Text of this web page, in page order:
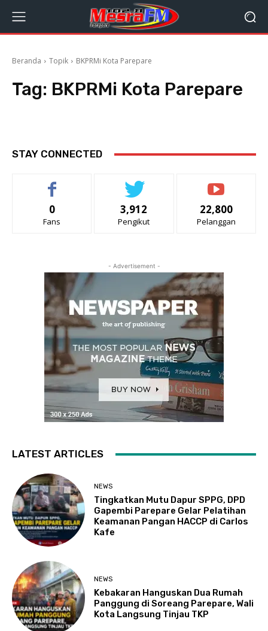
Beranda Topik BKPRMi Kota Parepare
Tag: BKPRMi Kota Parepare
STAY CONNECTED
0
Fans
3,912
Pengikut
22,800
Pelanggan
- Advertisement -
LATEST ARTICLES
NEWS
Tingkatkan Mutu Dapur SPPG, DPD
Gapembi Parepare Gelar Pelatihan
Keamanan Pangan HACCP di Carlos
Kafe
NEWS
Kebakaran Hanguskan Dua Rumah
Panggung di Soreang Parepare, Wali
Kota Langsung Tinjau TKP